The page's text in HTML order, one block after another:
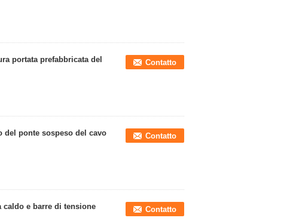
portata prefabbricata del
Contatto
del ponte sospeso del cavo
Contatto
e barre di tensione
Contatto